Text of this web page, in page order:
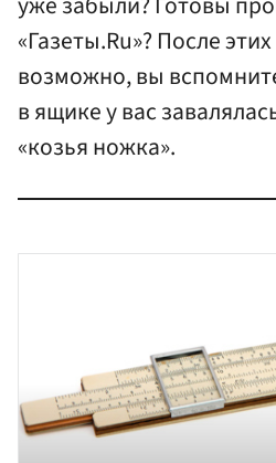
«Газеты.Ru»? После
возможно, вы
в ящике у вас
«козья ножка».